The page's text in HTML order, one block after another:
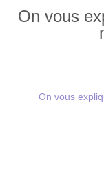
On vous
On vous